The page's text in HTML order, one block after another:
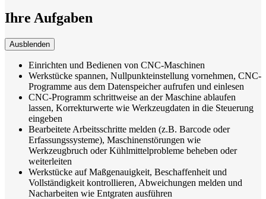
Ihre Aufgaben
Ausblenden
Einrichten und Bedienen von CNC-Maschinen
Werkstücke spannen, Nullpunkteinstellung vornehmen, CNC-
Programme aus dem Datenspeicher aufrufen und einlesen
CNC-Programm schrittweise an der Maschine ablaufen
lassen, Korrekturwerte wie Werkzeugdaten in die Steuerung
eingeben
Bearbeitete Arbeitsschritte melden (z.B. Barcode oder
Erfassungssysteme), Maschinenstörungen wie
Werkzeugbruch oder Kühlmittelprobleme beheben oder
weiterleiten
Werkstücke auf Maßgenauigkeit, Beschaffenheit und
Vollständigkeit kontrollieren, Abweichungen melden und
Nacharbeiten wie Entgraten ausführen